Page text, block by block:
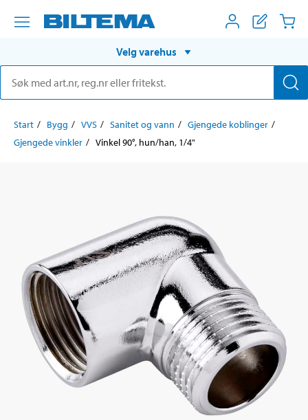
Velg varehus
Start Bygg VVS Sanitet og vann
Gjengede koblinger
Gjengede vinkler
Vinkel 90°, hun/han, 1/4"